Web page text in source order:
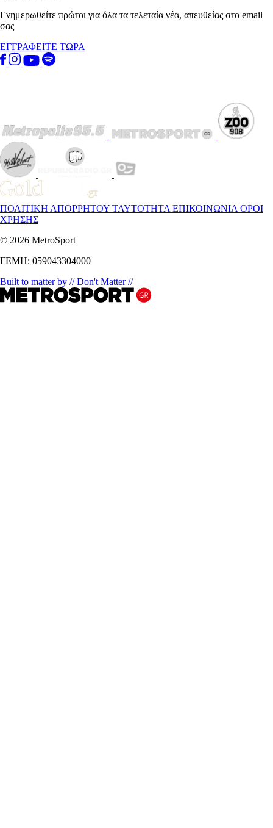
Ενημερωθείτε πρώτοι για όλα τα τελεταία νέα, απευθείας στο email
σας
ΕΓΓΡΑΦΕΙΤΕ ΤΩΡΑ
ΠΟΛΙΤΙΚΗ ΑΠΟΡΡΗΤΟΥ ΤΑΥΤΟΤΗΤΑ ΕΠΙΚΟΙΝΩΝΙΑ ΟΡΟΙ
ΧΡΗΣΗΣ
© 2026 MetroSport
ΓΕΜΗ: 059043304000
Built to matter by // Don't Matter //